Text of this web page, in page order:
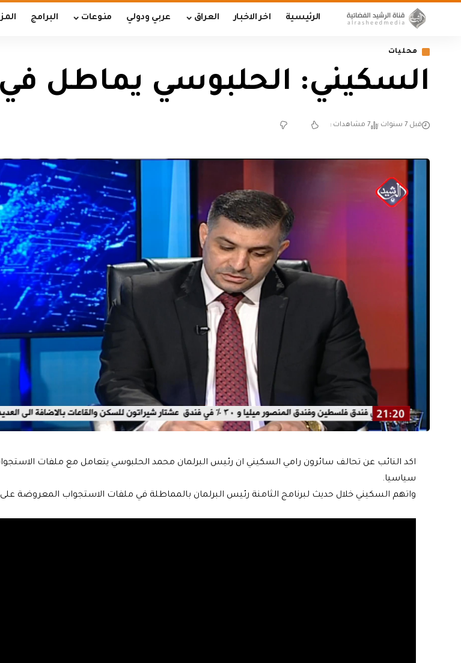
الرئيسية اخر الاخبار العراق عربي ودولي منوعات البرامج
محليات
السكيني: الحلبوسي يماطل
قبل 7 سنوات 7 مشاهدات
اكد النائب عن تحالف سائرون رامي السكيني ان رئيس البرلمان محمد الحلبوسي يتعامل مع ملفات
سياسيا.
واتهم السكيني خلال حديث لبرنامج الثامنة رئيس البرلمان بالمماطلة في ملفات الاستجواب المعروضة